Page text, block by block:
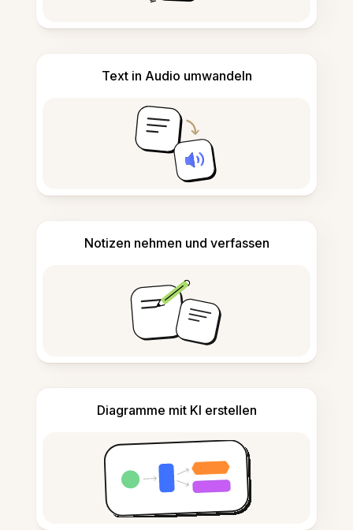
Text in Audio umwandeln
Notizen nehmen und verfassen
Diagramme mit KI erstellen